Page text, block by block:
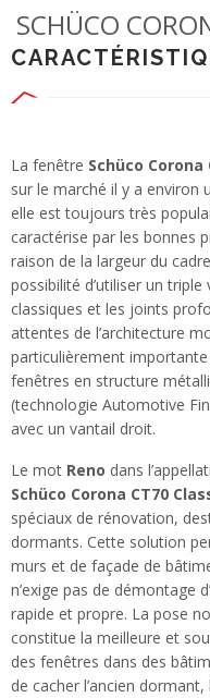
SCHÜCO
La fenêtre Schüco Corona
sur le marché il y a environ
elle est toujours très
caractérise par les bonnes
raison de la largeur du
possibilité d’utiliser un
classiques et les joints
attentes de l’architecture
particulièrement
fenêtres en structure
(technologie Automotive
avec un vantail droit.
Le mot Reno dans
Schüco Corona CT70
spéciaux de rénovation,
dormants. Cette solution
murs et de façade de
n’exige pas de démontage
rapide et propre. La pose
constitue la meilleure et
des fenêtres dans des
de cacher l’ancien